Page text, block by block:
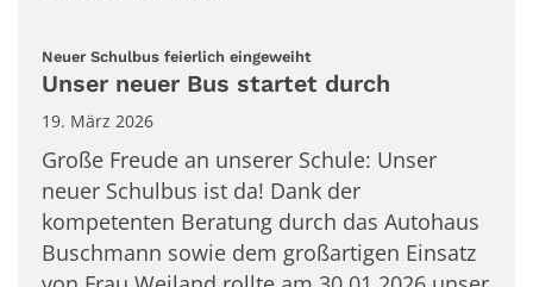
Neuer Schulbus feierlich eingeweiht:
Unser neuer Bus startet durch
19. März 2026
Große Freude an unserer Schule: Unser
neuer Schulbus ist da! Dank der
kompetenten Beratung durch das Autohaus
Buschmann sowie dem großartigen Einsatz